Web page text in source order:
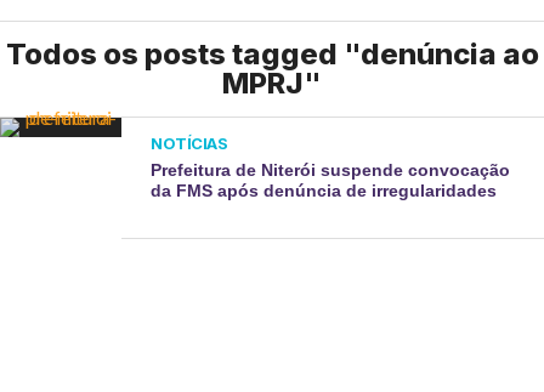
Todos os posts tagged "denúncia ao
MPRJ"
NOTÍCIAS
Prefeitura de Niterói suspende convocação
da FMS após denúncia de irregularidades